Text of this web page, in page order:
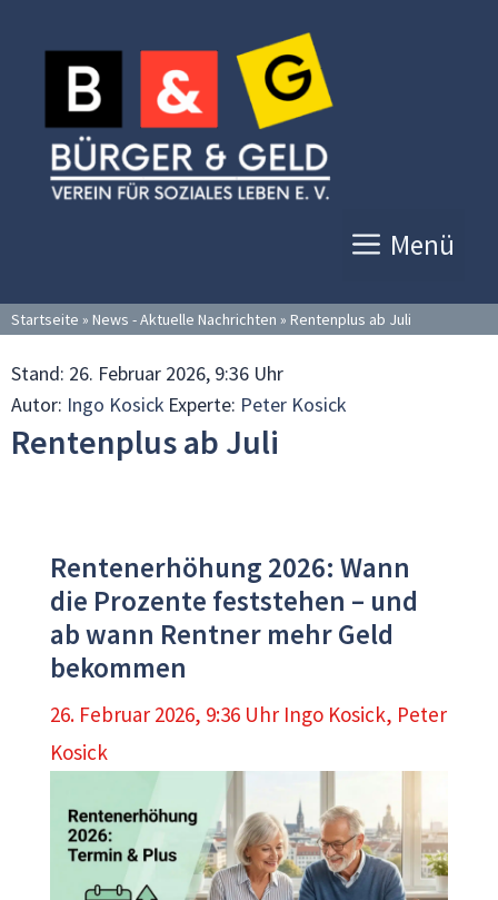
Inhalt
springen
Menü
Startseite » News - Aktuelle Nachrichten » Rentenplus ab Juli
Stand: 26. Februar 2026, 9:36 Uhr
Autor: Ingo Kosick Experte: Peter Kosick
Rentenplus ab Juli
Rentenerhöhung 2026: Wann
die Prozente feststehen – und
ab wann Rentner mehr Geld
bekommen
26. Februar 2026, 9:36 Uhr Ingo Kosick, Peter
Kosick